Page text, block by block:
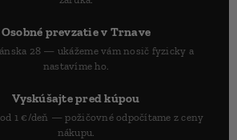
Osobné prevzatie v Trnave
28 — ukážeme vám nosič fyzicky a
nastavíme ho.
Vyskúšajte pred kúpou
1 €/deň — požičovné odpočítame z ceny
nákupu.